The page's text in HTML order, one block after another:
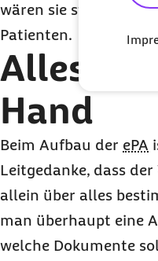
wären sie stets auf
Patienten.
Alles in
Hand
Beim Aufbau der ePA
Leitgedanke, dass
allein über alles
man überhaupt eine
welche Dokumente